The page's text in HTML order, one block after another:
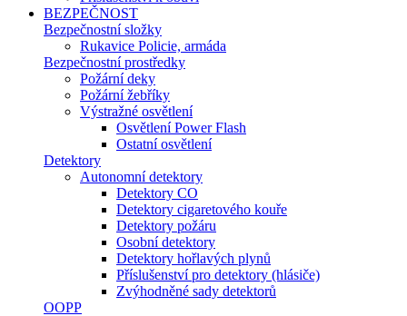
BEZPEČNOST
Bezpečnostní složky
Rukavice Policie, armáda
Bezpečnostní prostředky
Požární deky
Požární žebříky
Výstražné osvětlení
Osvětlení Power Flash
Ostatní osvětlení
Detektory
Autonomní detektory
Detektory CO
Detektory cigaretového kouře
Detektory požáru
Osobní detektory
Detektory hořlavých plynů
Příslušenství pro detektory (hlásiče)
Zvýhodněné sady detektorů
OOPP